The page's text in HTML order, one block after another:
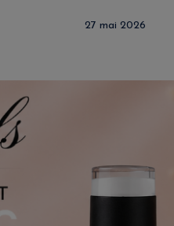
27 mai 2026